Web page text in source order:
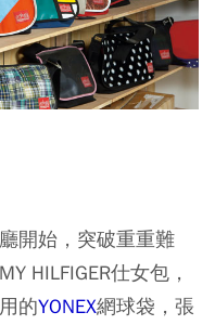
開始，突破重重難
HILFIGER仕女包，
的YONEX網球袋，張